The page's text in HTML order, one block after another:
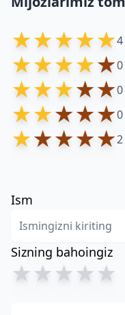
★★★★★
★★★★★
★★★★★
★★★★★
★★★★★
Ism
Sizning bahoingiz
★★★★★